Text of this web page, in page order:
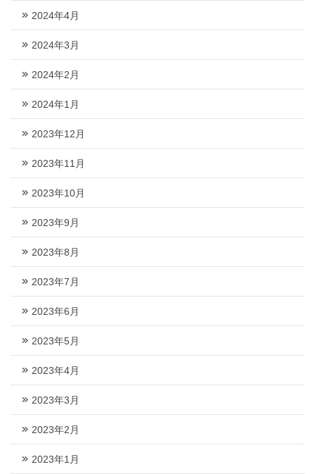
2024年4月
2024年3月
2024年2月
2024年1月
2023年12月
2023年11月
2023年10月
2023年9月
2023年8月
2023年7月
2023年6月
2023年5月
2023年4月
2023年3月
2023年2月
2023年1月